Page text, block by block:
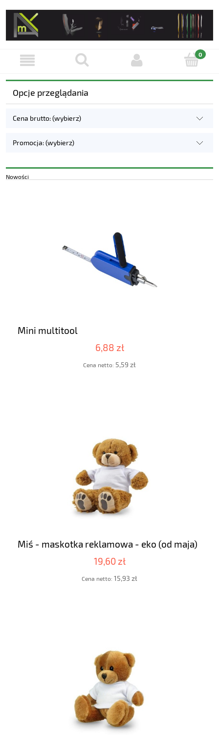
Opcje przeglądania
Cena brutto: (wybierz)
Promocja: (wybierz)
Nowości
Mini multitool
6,88 zł
Cena netto: 5,59 zł
Miś - maskotka reklamowa - eko (od maja)
19,60 zł
Cena netto: 15,93 zł